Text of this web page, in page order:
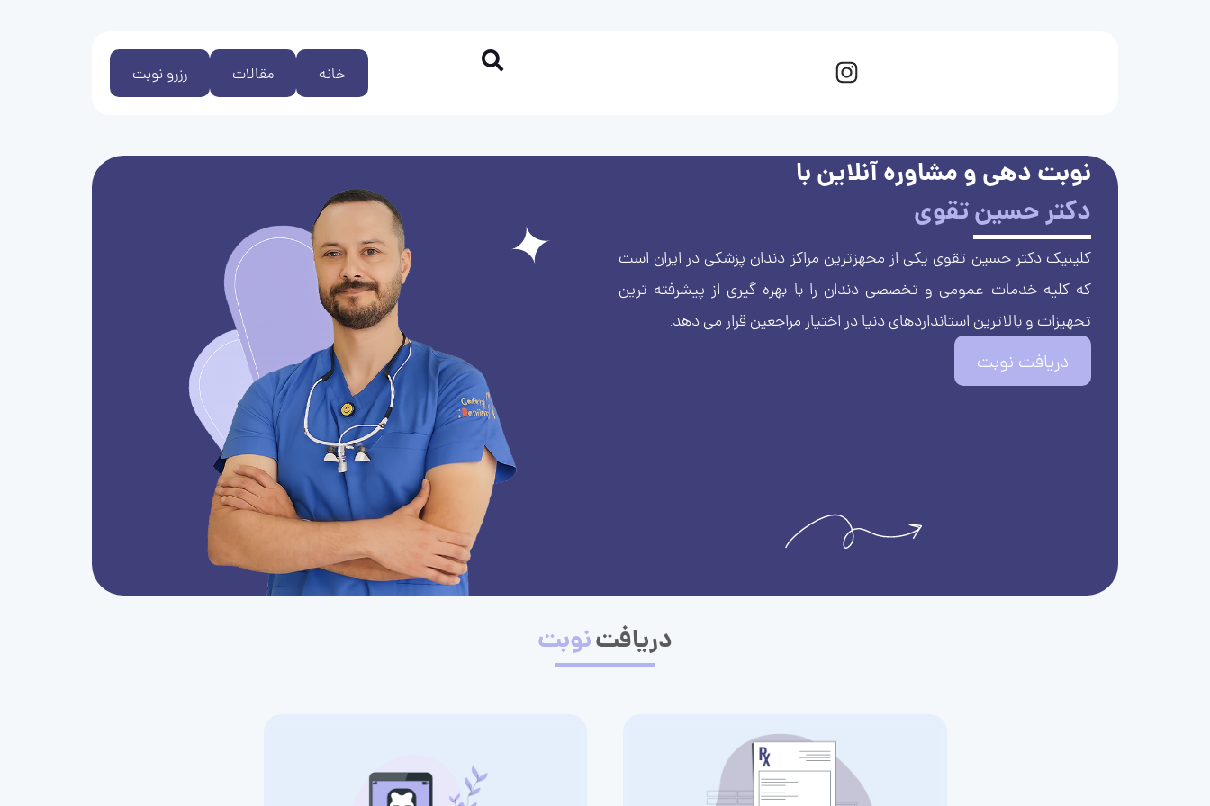
رزرو نوبت مقالات خانه
نوبت دهی و مشاوره آنلاین با
دکتر حسین تقوی
کلینیک دکتر حسین تقوی یکی از مجهزترین مراکز دندان پزشکی در ایران است
که کلیه خدمات عمومی و تخصصی دندان را با بهره گیری از پیشرفته ترین
تجهیزات و بالاترین استانداردهای دنیا در اختیار مراجعین قرار می دهد.
دریافت نوبت
دریافتنوبت